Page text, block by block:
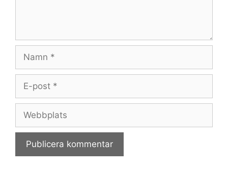
post